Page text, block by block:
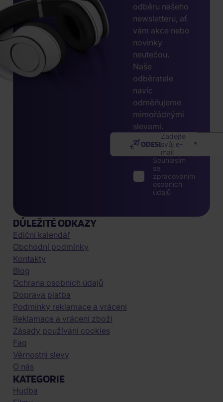
odběru našeho
newsletteru, ať
vám akce nebo
novinky
neutečou.
Naše
odběratele
navíc
odměňujeme
mimořádnými
slevami.
Zadejte
svůj e-
mail
ODESLAT
Souhlasím
se
zpracováním
osobních
údajů
DŮLEŽITÉ ODKAZY
Ediční kalendář
Obchodní podmínky
Kontakty
Blog
Ochrana osobních údajů
Doprava platba
Podmínky reklamace a vrácení
Reklamace a vrácení zboží
Zásady používání cookies
Faq
Věrnostní slevy
O nás
KATEGORIE
Hudba